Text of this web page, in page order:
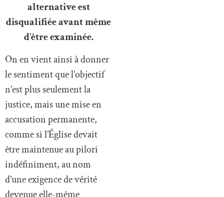
alternative est
disqualifiée avant même
d’être examinée.
On en vient ainsi à donner
le sentiment que l’objectif
n’est plus seulement la
justice, mais une mise en
accusation permanente,
comme si l’Église devait
être maintenue au pilori
indéfiniment, au nom
d’une exigence de vérité
devenue elle-même